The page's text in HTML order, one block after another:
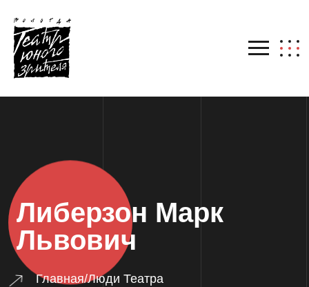
Либерзон Марк
Львович
Главная/Люди Театра